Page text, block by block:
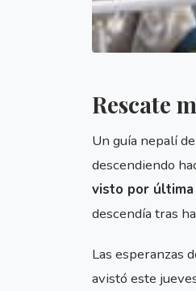
Rescate
Un guía nepalí
descendiendo
visto por última
descendía tras
Las esperanzas
avistó este